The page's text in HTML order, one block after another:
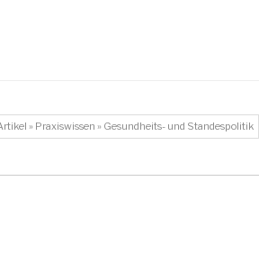
» Praxiswissen » Gesundheits- und Standespolitik